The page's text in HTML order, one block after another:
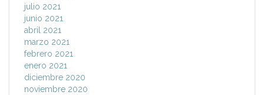
julio 2021
junio 2021
abril 2021
marzo 2021
febrero 2021
enero 2021
diciembre 2020
noviembre 2020